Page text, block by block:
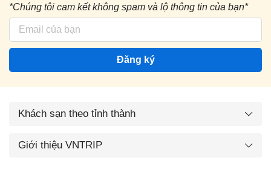
*Chúng tôi cam kết không spam và lộ thông tin của bạn*
Đăng ký
Khách sạn theo tỉnh thành
Giới thiệu VNTRIP